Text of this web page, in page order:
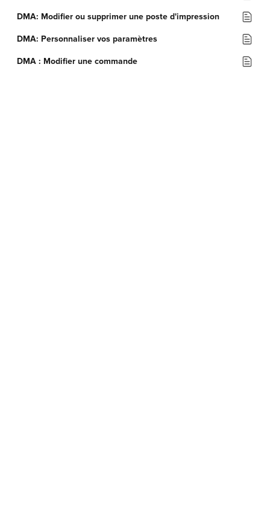
DMA: Modifier ou supprimer une poste d'impression
DMA: Personnaliser vos paramètres
DMA : Modifier une commande